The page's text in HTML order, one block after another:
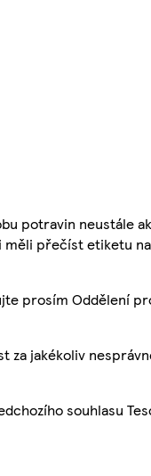
potravin neustále
měli přečíst etiketu
prosím Oddělení
za jakékoliv
souhlasu